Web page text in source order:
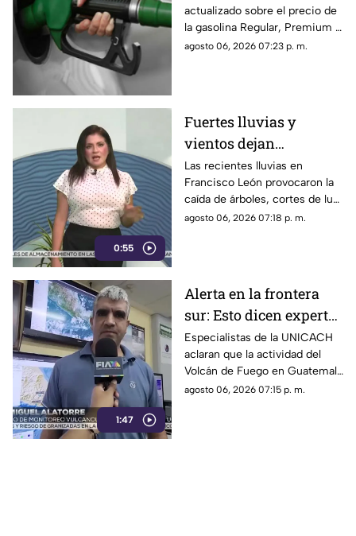
costo por municipio
este viernes 7 de agosto
actualizado sobre el precio de
la gasolina Regular, Premium y
Diésel en las estaciones de
agosto 06, 2026 07:23 p. m.
0:55
Fuertes lluvias y
vientos dejan
viviendas dañadas en
Francisco León,
Chiapas
Las recientes lluvias en
Francisco León provocaron la
caída de árboles, cortes de luz
y daños en casas de la
agosto 06, 2026 07:18 p. m.
1:47
Alerta en la frontera
sur: Esto dicen expertos
sobre el Volcán de
Fuego y la ceniza en
Chiapas
Especialistas de la UNICACH
aclaran que la actividad del
Volcán de Fuego en Guatemala
no representa peligro para
agosto 06, 2026 07:15 p. m.